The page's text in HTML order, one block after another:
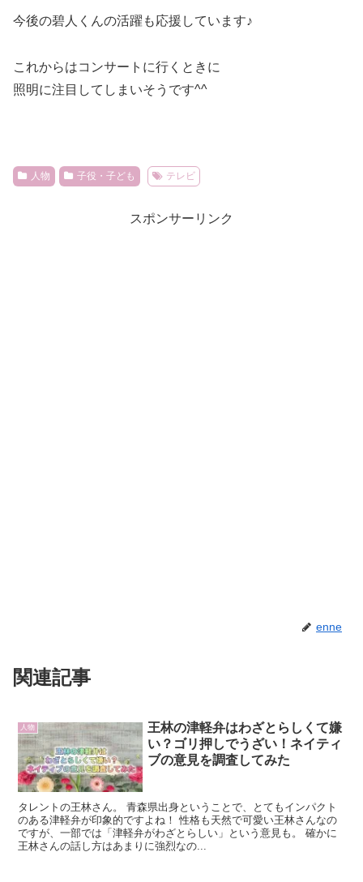
今後の碧人くんの活躍も応援しています♪
これからはコンサートに行くときに
照明に注目してしまいそうです^^
人物 子役・子ども テレビ
スポンサーリンク
enne
関連記事
人物
王林の津軽弁はわざとらしくて嫌
い？ゴリ押しでうざい！ネイティ
ブの意見を調査してみた
タレントの王林さん。 青森県出身ということで、とてもインパクト
のある津軽弁が印象的ですよね！ 性格も天然で可愛い王林さんなの
ですが、一部では「津軽弁がわざとらしい」という意見も。 確かに
王林さんの話し方はあまりに強烈なの...